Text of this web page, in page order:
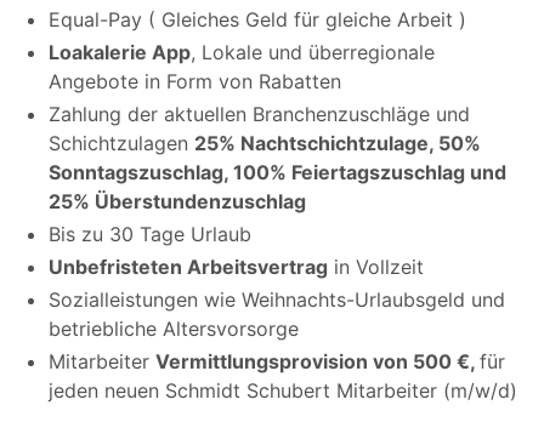
Equal-Pay ( Gleiches Geld für gleiche Arbeit )
Loakalerie App, Lokale und überregionale
Angebote in Form von Rabatten
Zahlung der aktuellen Branchenzuschläge und
Schichtzulagen 25% Nachtschichtzulage, 50%
Sonntagszuschlag, 100% Feiertagszuschlag und
25% Überstundenzuschlag
Bis zu 30 Tage Urlaub
Unbefristeten Arbeitsvertrag in Vollzeit
Sozialleistungen wie Weihnachts-Urlaubsgeld und
betriebliche Altersvorsorge
Mitarbeiter Vermittlungsprovision von 500 €, für
jeden neuen Schmidt Schubert Mitarbeiter (m/w/d)